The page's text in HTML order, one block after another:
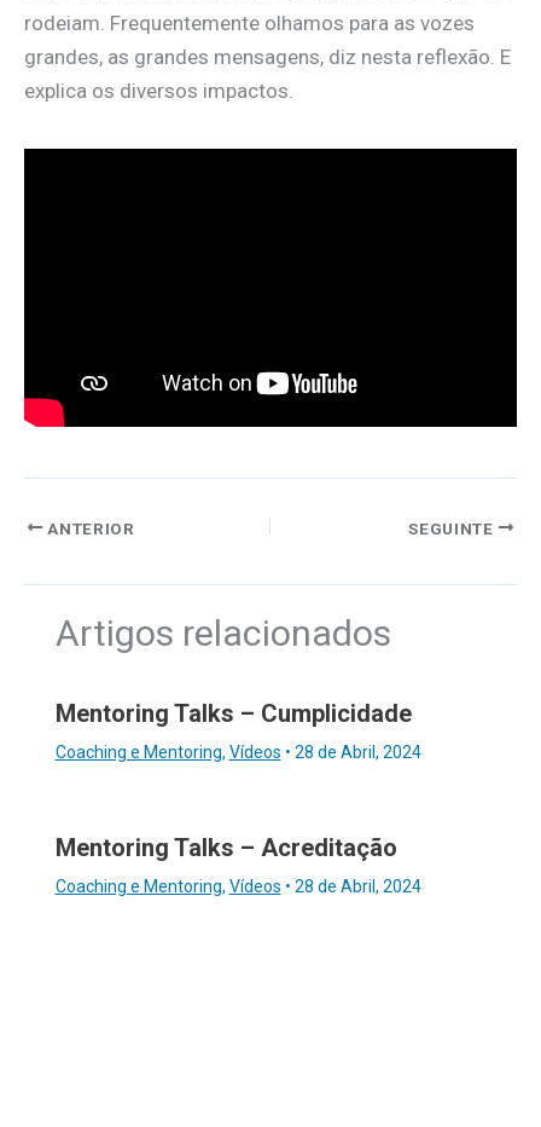
rodeiam. Frequentemente olhamos para as vozes
grandes, as grandes mensagens, diz nesta reflexão. E
explica os diversos impactos.
ANTERIOR SEGUINTE
Artigos relacionados
Mentoring Talks – Cumplicidade
Coaching e Mentoring, Vídeos • 28 de Abril, 2024
Mentoring Talks – Acreditação
Coaching e Mentoring, Vídeos • 28 de Abril, 2024